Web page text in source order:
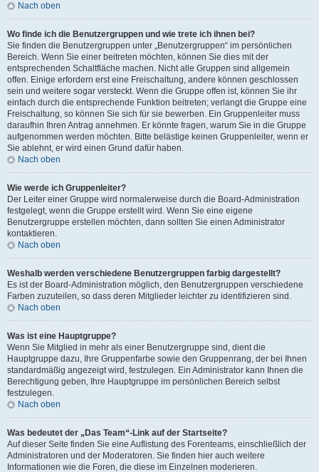
Nach oben
Wo finde ich die Benutzergruppen und wie trete ich ihnen bei?
Sie finden die Benutzergruppen unter „Benutzergruppen“ im persönlichen
Bereich. Wenn Sie einer beitreten möchten, können Sie dies mit der
entsprechenden Schaltfläche machen. Nicht alle Gruppen sind allgemein
offen. Einige erfordern erst eine Freischaltung, andere können geschlossen
sein und weitere sogar versteckt. Wenn die Gruppe offen ist, können Sie ihr
einfach durch die entsprechende Funktion beitreten; verlangt die Gruppe eine
Freischaltung, so können Sie sich für sie bewerben. Ein Gruppenleiter muss
daraufhin Ihren Antrag annehmen. Er könnte fragen, warum Sie in die Gruppe
aufgenommen werden möchten. Bitte belästige keinen Gruppenleiter, wenn er
Sie ablehnt, er wird einen Grund dafür haben.
Nach oben
Wie werde ich Gruppenleiter?
Der Leiter einer Gruppe wird normalerweise durch die Board-Administration
festgelegt, wenn die Gruppe erstellt wird. Wenn Sie eine eigene
Benutzergruppe erstellen möchten, dann sollten Sie einen Administrator
kontaktieren.
Nach oben
Weshalb werden verschiedene Benutzergruppen farbig dargestellt?
Es ist der Board-Administration möglich, den Benutzergruppen verschiedene
Farben zuzuteilen, so dass deren Mitglieder leichter zu identifizieren sind.
Nach oben
Was ist eine Hauptgruppe?
Wenn Sie Mitglied in mehr als einer Benutzergruppe sind, dient die
Hauptgruppe dazu, Ihre Gruppenfarbe sowie den Gruppenrang, der bei Ihnen
standardmäßig angezeigt wird, festzulegen. Ein Administrator kann Ihnen die
Berechtigung geben, Ihre Hauptgruppe im persönlichen Bereich selbst
festzulegen.
Nach oben
Was bedeutet der „Das Team“-Link auf der Startseite?
Auf dieser Seite finden Sie eine Auflistung des Forenteams, einschließlich der
Administratoren und der Moderatoren. Sie finden hier auch weitere
Informationen wie die Foren, die diese im Einzelnen moderieren.